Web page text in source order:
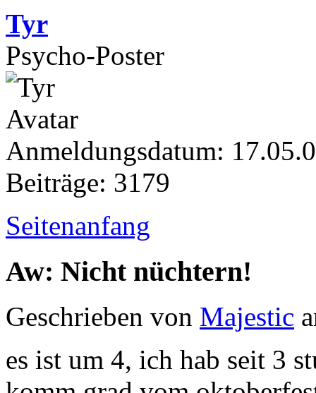
Tyr
Psycho-Poster
Anmeldungsdatum:
Beiträge: 3179
Seitenanfang
Aw: Nicht nüchtern!
Geschrieben von Majestic
es ist um 4, ich hab seit 3